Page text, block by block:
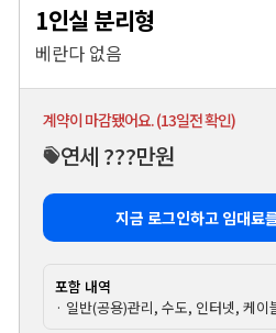
1인실 분리형
베란다 없음
계약이 마감됐어요. (13일전 확인)
연세 ???만원
지금 로그인하고 임대료
포함 내역
· 일반(공용)관리, 수도, 인터넷, 케이